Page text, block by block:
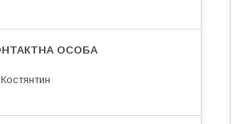
Костянтин